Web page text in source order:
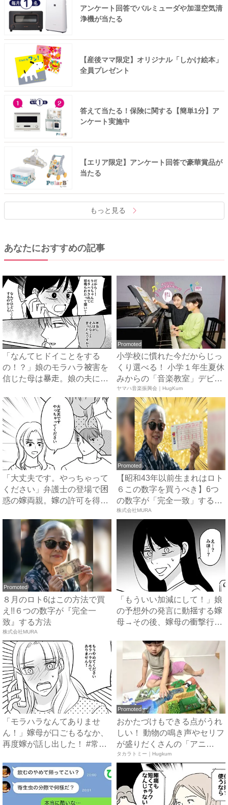
アンケート回答でバルミューダや加湿空気清
浄機が当たる
【産後ママ限定】オリジナル「しかけ絵本」
全員プレゼント
答えて当たる！保険に関する【簡単1分】ア
ンケート実施中
【エリア限定】アンケート回答で豪華賞品が
当たる
もっと見る
あなたにおすすめの記事
「なんてヒドイことをする
の！？」娘のモラハラ被害を
信じた母は暴走。娘の夫に電
Promoted
小学校に慣れた今だからじっ
くり選べる！ 小学１年生夏休
みからの「音楽教室」デビ
ュ...
ヤマハ音楽振興会｜HugKum
「大丈夫です。やっちゃって
ください」弁護士の登場で困
惑の嫁両親。嫁の許可を得た
Promoted
【昭和43年以前生まれはロト
６この数字を買うべき】6つ
の数字が「完全一致」する
方...
株式会社MURA
Promoted
８月のロト6はこの方法で買
え!!６つの数字が『完全一
致』する方法
株式会社MURA
「もういい加減にして！」娘
の予想外の発言に動揺する嫁
母→その後、嫁母の衝撃行動
「モラハラなんてありませ
ん！」嫁母が口ごもるなか、
再度嫁が話し出した！ #常識
Promoted
おかたづけもできる点がうれ
しい！ 動物の鳴き声やセリフ
が盛りだくさんの「アニ
ア ...
タカラトミー｜Hugkum